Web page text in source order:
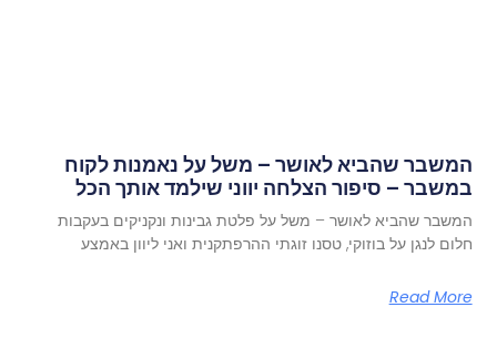
המשבר שהביא לאושר – משל על נאמנות לקוח
במשבר – סיפור הצלחה יווני שילמד אותך הכל
המשבר שהביא לאושר – משל על פלטת גבינות ונקניקים בעקבות
חלום לנגן על בוזוקי, טסנו זוגתי ההרפתקנית ואני ליוון באמצע
Read More